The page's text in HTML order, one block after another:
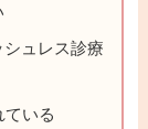
シュレス診療
ている